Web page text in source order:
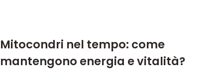
Mitocondri nel tempo: come
mantengono energia e vitalità?